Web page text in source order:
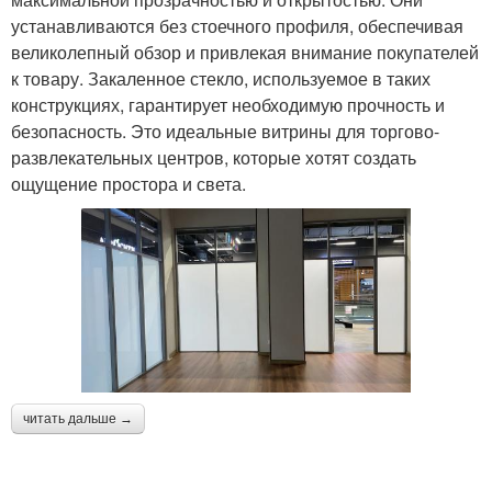
устанавливаются без стоечного профиля, обеспечивая
великолепный обзор и привлекая внимание покупателей
к товару. Закаленное стекло, используемое в таких
конструкциях, гарантирует необходимую прочность и
безопасность. Это идеальные витрины для торгово-
развлекательных центров, которые хотят создать
ощущение простора и света.
читать дальше →